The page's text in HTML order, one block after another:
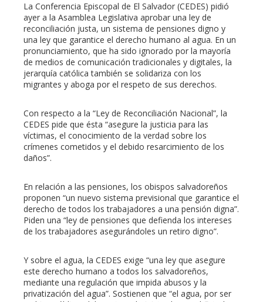
La Conferencia Episcopal de El Salvador (CEDES) pidió
ayer a la Asamblea Legislativa aprobar una ley de
reconciliación justa, un sistema de pensiones digno y
una ley que garantice el derecho humano al agua. En un
pronunciamiento, que ha sido ignorado por la mayoría
de medios de comunicación tradicionales y digitales, la
jerarquía católica también se solidariza con los
migrantes y aboga por el respeto de sus derechos.
Con respecto a la “Ley de Reconciliación Nacional”, la
CEDES pide que ésta “asegure la justicia para las
víctimas, el conocimiento de la verdad sobre los
crímenes cometidos y el debido resarcimiento de los
daños”.
En relación a las pensiones, los obispos salvadoreños
proponen “un nuevo sistema previsional que garantice el
derecho de todos los trabajadores a una pensión digna”.
Piden una “ley de pensiones que defienda los intereses
de los trabajadores asegurándoles un retiro digno”.
Y sobre el agua, la CEDES exige “una ley que asegure
este derecho humano a todos los salvadoreños,
mediante una regulación que impida abusos y la
privatización del agua”. Sostienen que “el agua, por ser